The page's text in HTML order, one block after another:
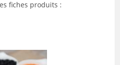
fiches produits :